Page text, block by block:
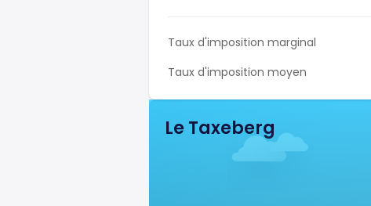
Taux d'imposition marginal
Taux d'imposition moyen
Le Taxeberg